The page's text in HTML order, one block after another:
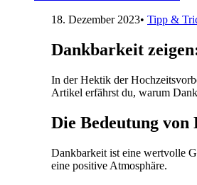
18. Dezember 2023• Tipp &
Dankbarkeit
In der Hektik der
Artikel erfährst du, warum
Die Bedeutung
Dankbarkeit ist eine wertvolle
eine positive Atmosphäre.